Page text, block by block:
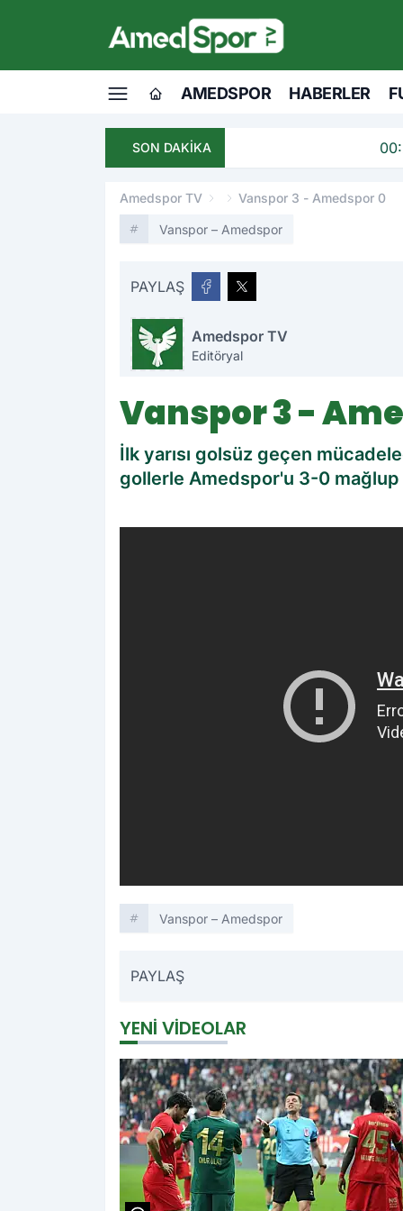
AMEDSPOR HABERLER
SON DAKİKA Amedspor,
Amedspor TV Vanspor 3 - Amedspor 0
Vanspor – Amedspor
PAYLAŞ
Amedspor TV
Editöryal
Vanspor 3 -
İlk yarısı golsüz geçen
gollerle Amedspor'u 3-0
Vanspor – Amedspor
PAYLAŞ
YENI VIDEOLAR